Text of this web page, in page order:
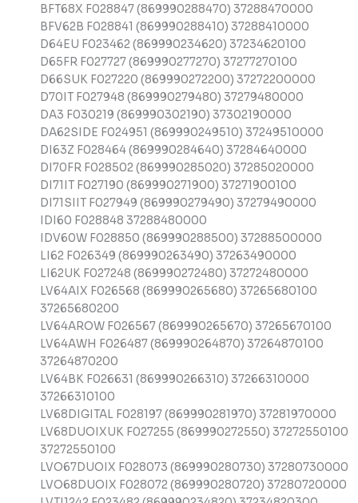
BFT68X F028847 (869990288470) 37288470000
BFV62B F028841 (869990288410) 37288410000
D64EU F023462 (869990234620) 37234620100
D65FR F027727 (869990277270) 37277270100
D66SUK F027220 (869990272200) 37272200000
D70IT F027948 (869990279480) 37279480000
DA3 F030219 (869990302190) 37302190000
DA62SIDE F024951 (869990249510) 37249510000
DI63Z F028464 (869990284640) 37284640000
DI70FR F028502 (869990285020) 37285020000
DI71IT F027190 (869990271900) 37271900100
DI71SIIT F027949 (869990279490) 37279490000
IDI60 F028848 37288480000
IDV60W F028850 (869990288500) 37288500000
LI62 F026349 (869990263490) 37263490000
LI62UK F027248 (869990272480) 37272480000
LV64AIX F026568 (869990265680) 37265680100
37265680200
LV64AROW F026567 (869990265670) 37265670100
LV64AWH F026487 (869990264870) 37264870100
37264870200
LV64BK F026631 (869990266310) 37266310000
37266310100
LV68DIGITAL F028197 (869990281970) 37281970000
LV68DUOIXUK F027255 (869990272550) 37272550100
37272550100
LVO67DUOIX F028073 (869990280730) 37280730000
LVO68DUOIX F028072 (869990280720) 37280720000